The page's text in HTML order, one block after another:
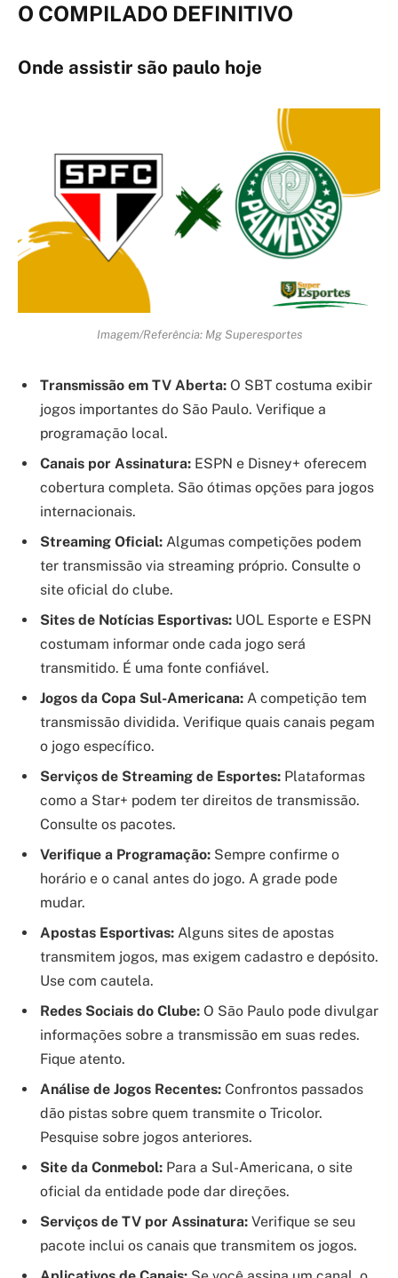
O COMPILADO DEFINITIVO
Onde assistir são paulo hoje
Imagem/Referência: Mg Superesportes
Transmissão em TV Aberta: O SBT costuma exibir
jogos importantes do São Paulo. Verifique a
programação local.
Canais por Assinatura: ESPN e Disney+ oferecem
cobertura completa. São ótimas opções para jogos
internacionais.
Streaming Oficial: Algumas competições podem
ter transmissão via streaming próprio. Consulte o
site oficial do clube.
Sites de Notícias Esportivas: UOL Esporte e ESPN
costumam informar onde cada jogo será
transmitido. É uma fonte confiável.
Jogos da Copa Sul-Americana: A competição tem
transmissão dividida. Verifique quais canais pegam
o jogo específico.
Serviços de Streaming de Esportes: Plataformas
como a Star+ podem ter direitos de transmissão.
Consulte os pacotes.
Verifique a Programação: Sempre confirme o
horário e o canal antes do jogo. A grade pode
mudar.
Apostas Esportivas: Alguns sites de apostas
transmitem jogos, mas exigem cadastro e depósito.
Use com cautela.
Redes Sociais do Clube: O São Paulo pode divulgar
informações sobre a transmissão em suas redes.
Fique atento.
Análise de Jogos Recentes: Confrontos passados
dão pistas sobre quem transmite o Tricolor.
Pesquise sobre jogos anteriores.
Site da Conmebol: Para a Sul-Americana, o site
oficial da entidade pode dar direções.
Serviços de TV por Assinatura: Verifique se seu
pacote inclui os canais que transmitem os jogos.